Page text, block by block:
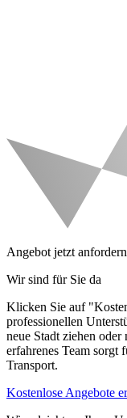
Angebot jetzt anfordern
Wir sind für Sie da
Klicken Sie auf
professionellen
neue Stadt ziehen
erfahrenes Team sorgt
Transport.
Kostenlose Angebote